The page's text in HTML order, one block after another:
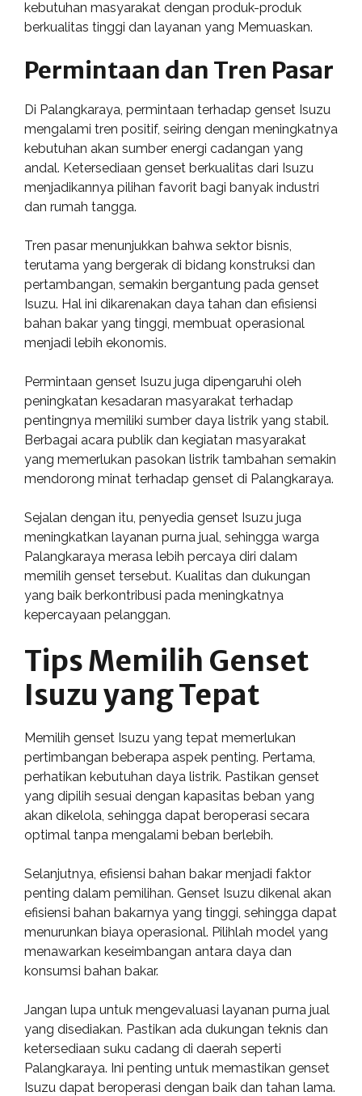
kebutuhan masyarakat dengan produk-produk
berkualitas tinggi dan layanan yang Memuaskan.
Permintaan dan Tren Pasar
Di Palangkaraya, permintaan terhadap genset Isuzu
mengalami tren positif, seiring dengan meningkatnya
kebutuhan akan sumber energi cadangan yang
andal. Ketersediaan genset berkualitas dari Isuzu
menjadikannya pilihan favorit bagi banyak industri
dan rumah tangga.
Tren pasar menunjukkan bahwa sektor bisnis,
terutama yang bergerak di bidang konstruksi dan
pertambangan, semakin bergantung pada genset
Isuzu. Hal ini dikarenakan daya tahan dan efisiensi
bahan bakar yang tinggi, membuat operasional
menjadi lebih ekonomis.
Permintaan genset Isuzu juga dipengaruhi oleh
peningkatan kesadaran masyarakat terhadap
pentingnya memiliki sumber daya listrik yang stabil.
Berbagai acara publik dan kegiatan masyarakat
yang memerlukan pasokan listrik tambahan semakin
mendorong minat terhadap genset di Palangkaraya.
Sejalan dengan itu, penyedia genset Isuzu juga
meningkatkan layanan purna jual, sehingga warga
Palangkaraya merasa lebih percaya diri dalam
memilih genset tersebut. Kualitas dan dukungan
yang baik berkontribusi pada meningkatnya
kepercayaan pelanggan.
Tips Memilih Genset
Isuzu yang Tepat
Memilih genset Isuzu yang tepat memerlukan
pertimbangan beberapa aspek penting. Pertama,
perhatikan kebutuhan daya listrik. Pastikan genset
yang dipilih sesuai dengan kapasitas beban yang
akan dikelola, sehingga dapat beroperasi secara
optimal tanpa mengalami beban berlebih.
Selanjutnya, efisiensi bahan bakar menjadi faktor
penting dalam pemilihan. Genset Isuzu dikenal akan
efisiensi bahan bakarnya yang tinggi, sehingga dapat
menurunkan biaya operasional. Pilihlah model yang
menawarkan keseimbangan antara daya dan
konsumsi bahan bakar.
Jangan lupa untuk mengevaluasi layanan purna jual
yang disediakan. Pastikan ada dukungan teknis dan
ketersediaan suku cadang di daerah seperti
Palangkaraya. Ini penting untuk memastikan genset
Isuzu dapat beroperasi dengan baik dan tahan lama.